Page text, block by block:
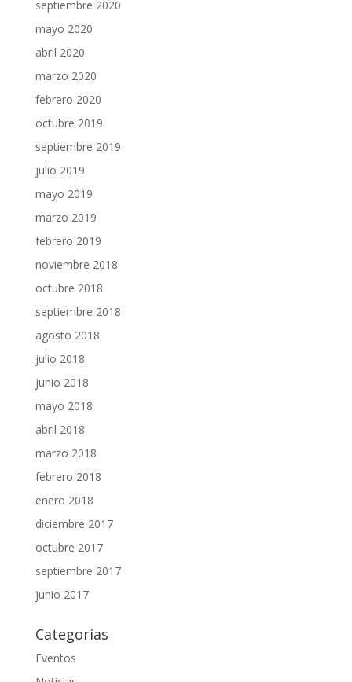
septiembre 2020
mayo 2020
abril 2020
marzo 2020
febrero 2020
octubre 2019
septiembre 2019
julio 2019
mayo 2019
marzo 2019
febrero 2019
noviembre 2018
octubre 2018
septiembre 2018
agosto 2018
julio 2018
junio 2018
mayo 2018
abril 2018
marzo 2018
febrero 2018
enero 2018
diciembre 2017
octubre 2017
septiembre 2017
junio 2017
Categorías
Eventos